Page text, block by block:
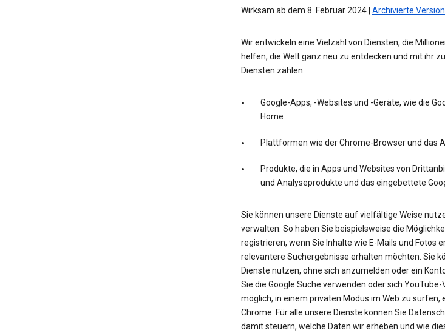
Wirksam ab dem 8. Februar 2024 | Archivierte
Wir entwickeln eine Vielzahl von Diensten, die
helfen, die Welt ganz neu zu entdecken und mit ihr
Diensten zählen:
Google-Apps, -Websites und -Geräte, wie die
Home
Plattformen wie der Chrome-Browser und das
Produkte, die in Apps und Websites von
und Analyseprodukte und das eingebettete
Sie können unsere Dienste auf vielfältige Weise
verwalten. So haben Sie beispielsweise die
registrieren, wenn Sie Inhalte wie E-Mails und Fotos
relevantere Suchergebnisse erhalten möchten. Sie
Dienste nutzen, ohne sich anzumelden oder ein
Sie die Google Suche verwenden oder sich
möglich, in einem privaten Modus im Web zu surfen,
Chrome. Für alle unsere Dienste können Sie
damit steuern, welche Daten wir erheben und wie